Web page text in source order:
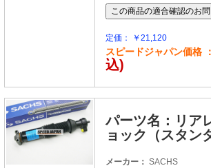
定価： ￥21,120
スピードジャパン価格 ：
込)
パーツ名：リア
ョック（スタン
メーカー： SACHS